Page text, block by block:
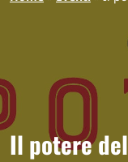
Il potere